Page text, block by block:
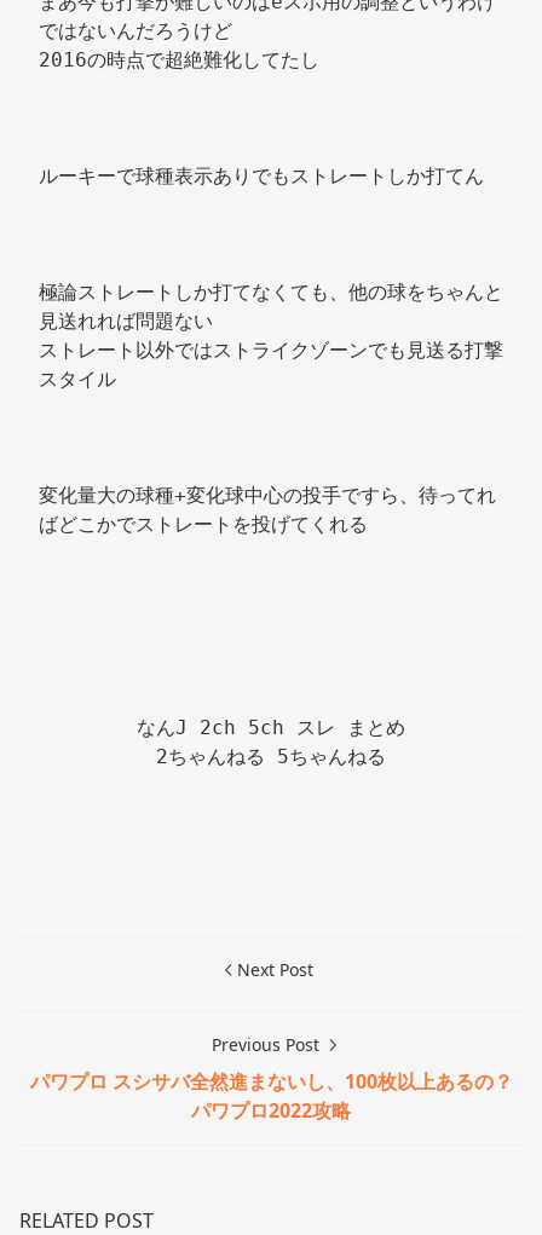
ではないんだろうけど
2016の時点で超絶難化してたし
ルーキーで球種表示ありでもストレートしか打てん
極論ストレートしか打てなくても、他の球をちゃんと
見送れれば問題ない
ストレート以外ではストライクゾーンでも見送る打撃
スタイル
変化量大の球種+変化球中心の投手ですら、待ってれ
ばどこかでストレートを投げてくれる
なんJ 2ch 5ch スレ まとめ
2ちゃんねる 5ちゃんねる
Next Post
Previous Post
パワプロ スシサバ全然進まないし、100枚以上あるの？
パワプロ2022攻略
RELATED POST